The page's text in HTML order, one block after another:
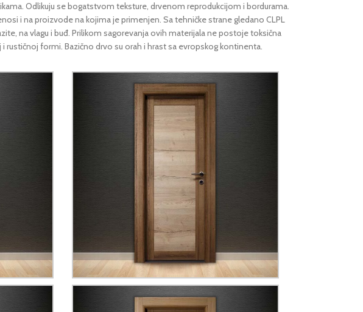
Odlikuju se bogatstvom teksture, drvenom reprodukcijom i bordurama.
i na proizvode na kojima je primenjen. Sa tehničke strane gledano CLPL
na vlagu i buđ. Prilikom sagorevanja ovih materijala ne postoje toksična
formi. Bazično drvo su orah i hrast sa evropskog kontinenta.